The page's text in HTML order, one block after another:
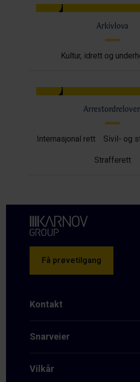
Arkivlova
Kultur, idrett og
Internasjonal rett Sivil- og
Strafferett
Få prøvetilgang
Kontakt
Snarveier
Vilkår